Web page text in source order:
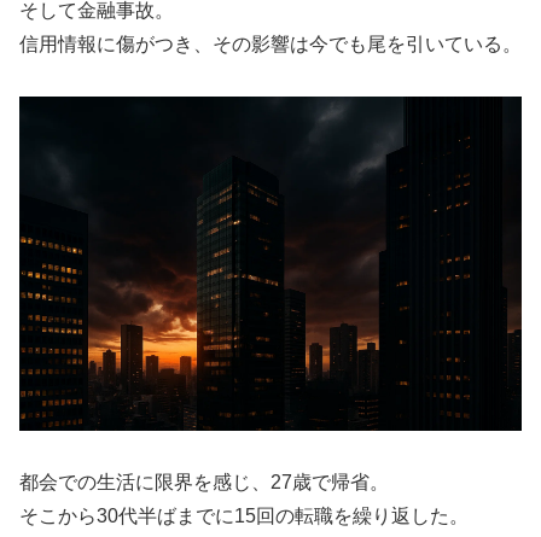
そして金融事故。
信用情報に傷がつき、その影響は今でも尾を引いている。
都会での生活に限界を感じ、27歳で帰省。
そこから30代半ばまでに15回の転職を繰り返した。